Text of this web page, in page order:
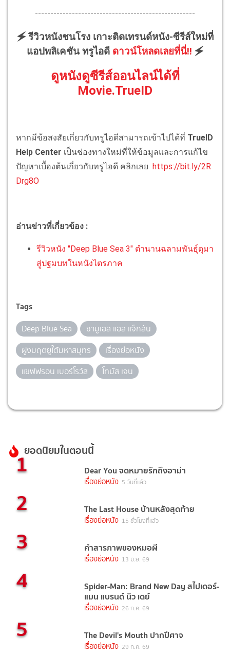
----------------------------------------------------
🗲 รีวิวหนังชนโรง เกาะติดเทรนด์หนัง-ซีรีส์ใหม่ที่
แอปพลิเคชัน ทรูไอดี ดาวน์โหลดเลยที่นี่!! 🗲
ดูหนังดูซีรีส์ออนไลน์ได้ที่
Movie.TrueID
หากมีข้อสงสัยเกี่ยวกับทรูไอดีสามารถเข้าไปได้ที่ TrueID
Help Center เป็นช่องทางใหม่ที่ให้ข้อมูลและการแก้ไข
ปัญหาเบื้องต้นเกี่ยวกับทรูไอดี คลิกเลย https://bit.ly/2R
Drg8O
อ่านข่าวที่เกี่ยวข้อง :
รีวิวหนัง "Deep Blue Sea 3" ตำนานฉลามพันธุ์ดุมา
สู่ปฐมบทในหนังไตรภาค
Tags
Deep Blue Sea
ซามูเอล แอล แจ็กสัน
ฝูงมฤตยูใต้มหาสมุทร
เรื่องย่อหนัง
แซฟฟรอน เบอร์โรว์ส
โทมัส เจน
ยอดนิยมในตอนนี้
1 Dear You จดหมายรักถึงอาม่า
เรื่องย่อหนัง 5 วันที่แล้ว
2 The Last House บ้านหลังสุดท้าย
เรื่องย่อหนัง 15 ชั่วโมงที่แล้ว
3 คำสารภาพของหมอผี
เรื่องย่อหนัง 13 มิ.ย. 69
4 Spider-Man: Brand New Day สไปเดอร์-
แมน แบรนด์ นิว เดย์
เรื่องย่อหนัง 26 ก.ค. 69
5 The Devil's Mouth ปากปีศาจ
เรื่องย่อหนัง 29 ก.ค. 69